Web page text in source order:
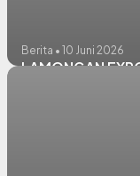
Berita • 10 Juni 2026
LAMONGAN